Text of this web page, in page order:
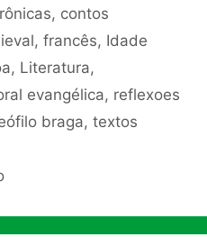
, contos
, francês, Idade
, Literatura,
evangélica, reflexoes
braga, textos